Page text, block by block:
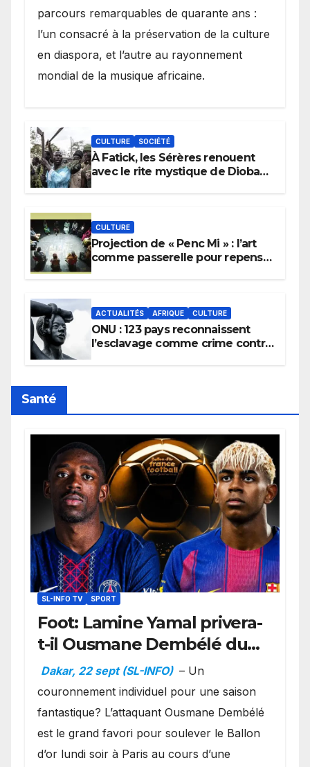
parcours remarquables de quarante ans :
l’un consacré à la préservation de la culture
en diaspora, et l’autre au rayonnement
mondial de la musique africaine.
CULTURE SOCIÉTÉ
À Fatick, les Sérères renouent
avec le rite mystique de Diobaye
CULTURE
Projection de « Penc Mi » : l’art
comme passerelle pour repenser
ACTUALITÉS AFRIQUE CULTURE
ONU : 123 pays reconnaissent
l’esclavage comme crime contre
Santé
SL-INFO TV SPORT
Foot: Lamine Yamal privera-
t-il Ousmane Dembélé du
Ballon d’or ?
Dakar, 22 sept (SL-INFO) – Un
couronnement individuel pour une saison
fantastique? L’attaquant Ousmane Dembélé
est le grand favori pour soulever le Ballon
d’or lundi soir à Paris au cours d’une